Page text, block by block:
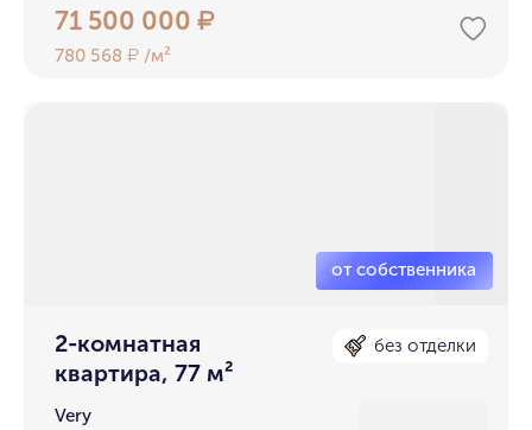
71 500 000₽
780 568₽ /м²
2-комнатная
квартира, 77 м²
без отделки
Very